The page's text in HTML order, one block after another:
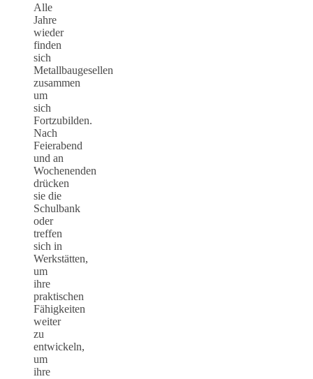
Alle
Jahre
wieder
finden
sich
Metallbaugesellen
zusammen
um
sich
Fortzubilden.
Nach
Feierabend
und an
Wochenenden
drücken
sie die
Schulbank
oder
treffen
sich in
Werkstätten,
um
ihre
praktischen
Fähigkeiten
weiter
zu
entwickeln,
um
ihre